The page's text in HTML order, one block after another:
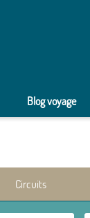
Blog voyage
Circuits